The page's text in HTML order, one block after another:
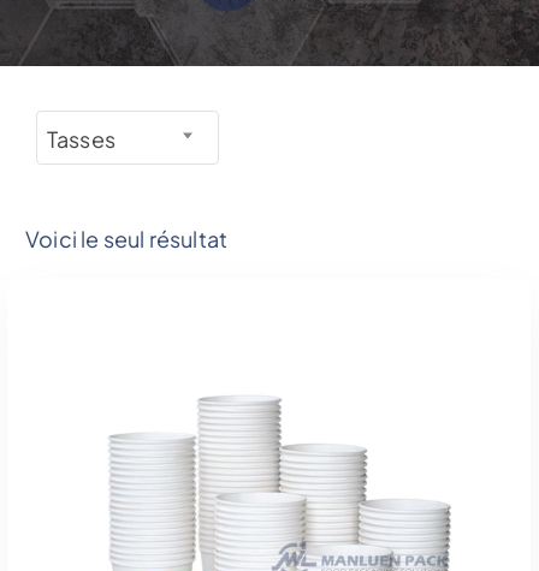
t
Voici le seul résultat
Tasses